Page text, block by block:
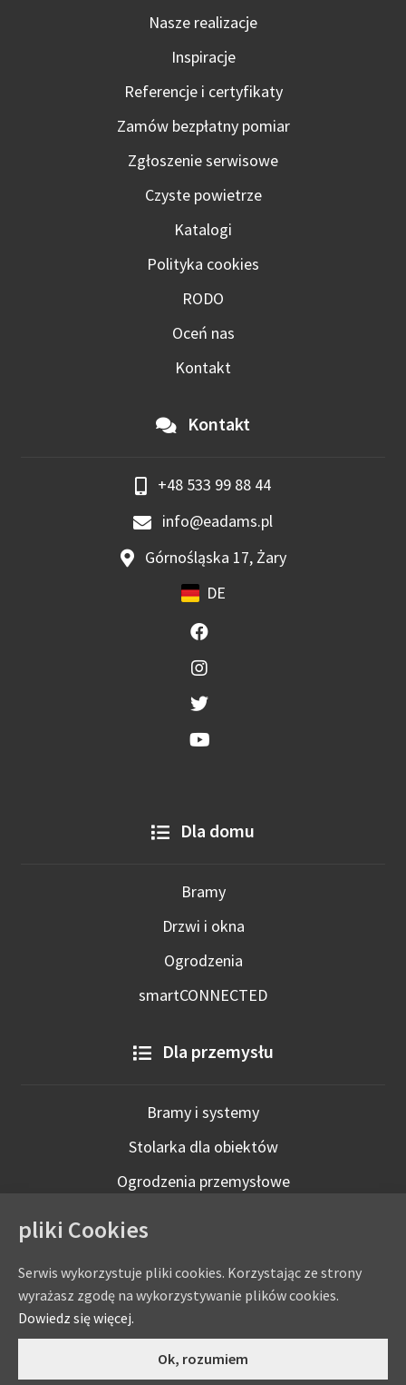
Nasze realizacje
Inspiracje
Referencje i certyfikaty
Zamów bezpłatny pomiar
Zgłoszenie serwisowe
Czyste powietrze
Katalogi
Polityka cookies
RODO
Oceń nas
Kontakt
Kontakt
+48 533 99 88 44
info@eadams.pl
Górnośląska 17, Żary
DE
Dla domu
Bramy
Drzwi i okna
Ogrodzenia
smartCONNECTED
Dla przemysłu
Bramy i systemy
Stolarka dla obiektów
Ogrodzenia przemysłowe
Szukaj:
Szukaj
eADAMS- ADAMS Wiśniowski Salon Partnerski
pliki Cookies
Serwis wykorzystuje pliki cookies. Korzystając ze strony
wyrażasz zgodę na wykorzystywanie plików cookies.
Dowiedz się więcej.
Ok, rozumiem